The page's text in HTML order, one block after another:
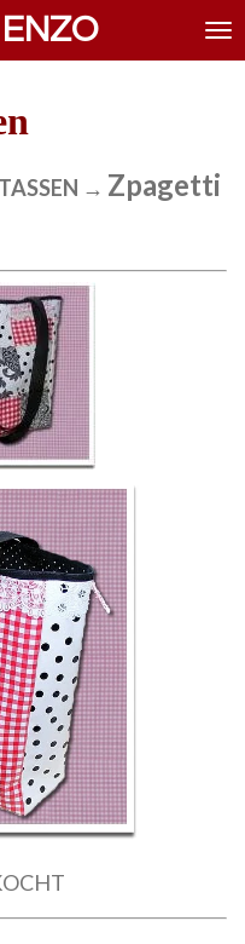
→ Zpagetti